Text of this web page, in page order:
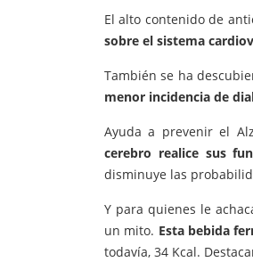
El alto contenido de
sobre el sistema
También se ha
menor incidencia de
Ayuda a prevenir el
cerebro realice sus
disminuye las
Y para quienes le
un mito. Esta bebida
todavía, 34 Kcal.